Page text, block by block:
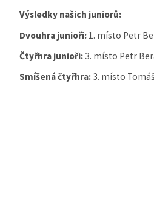
Výsledky našich juniorů:
Dvouhra junioři: 1. místo Petr
Čtyřhra junioři: 3. místo Petr
Smíšená čtyřhra: 3. místo